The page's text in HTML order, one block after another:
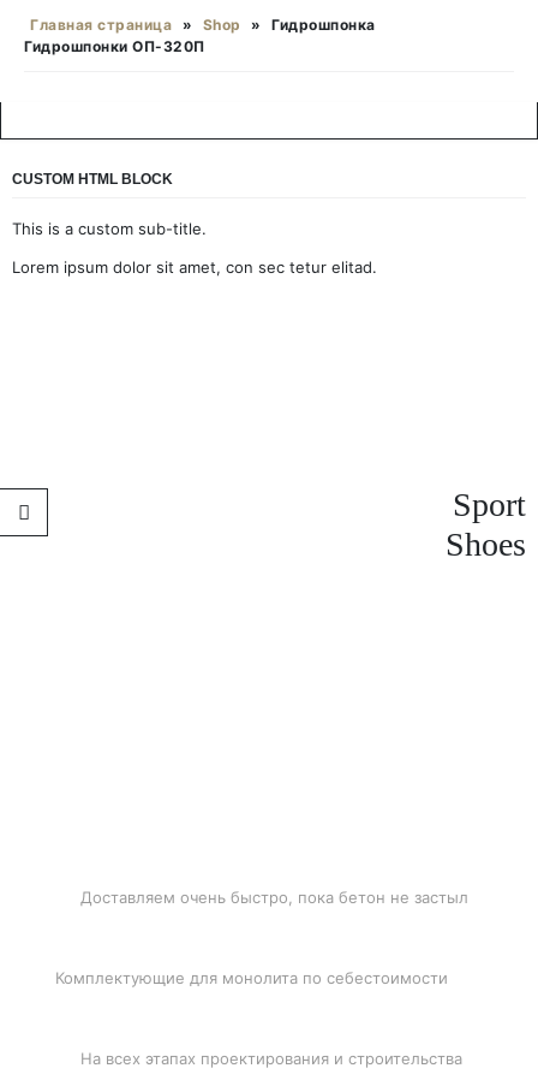
Главная страница » Shop »
Гидрошпонка
Гидрошпонки ОП-320П
CUSTOM HTML BLOCK
This is a custom sub-title.
Lorem ipsum dolor sit amet, con sec tetur elitad.
Sport
Shoes
Доставляем очень быстро, пока бетон не застыл
Комплектующие для монолита по себестоимости
На всех этапах проектирования и строительства